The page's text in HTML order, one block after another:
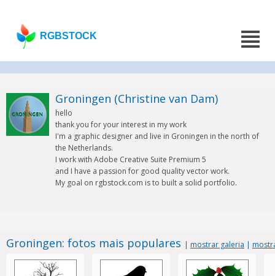
RGBSTOCK
Groningen (Christine van Dam)
hello
thank you for your interest in my work
I'm a graphic designer and live in Groningen in the north of
the Netherlands.
I work with Adobe Creative Suite Premium 5
and I have a passion for good quality vector work.
My goal on rgbstock.com is to built a solid portfolio.
Groningen: fotos mais populares | mostrar galeria |